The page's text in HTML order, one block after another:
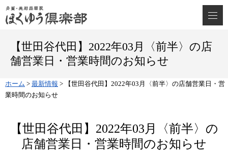
【世田谷代田】2022年03月〈前半〉の店
舗営業日・営業時間のお知らせ
ホーム > 最新情報 >
【世田谷代田】2022年03月〈前半〉の店舗営業日・営
業時間のお知らせ
【世田谷代田】2022年03月〈前半〉の
店舗営業日・営業時間のお知らせ